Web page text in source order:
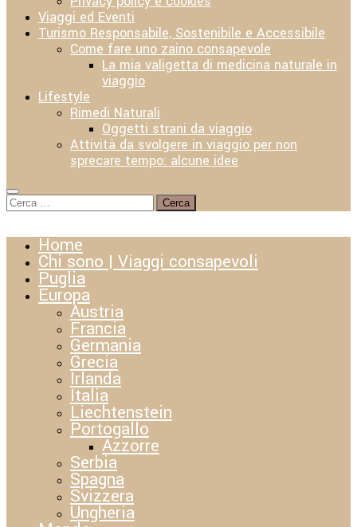
Viaggi ed Eventi
Turismo Responsabile, Sostenibile e Accessibile
Come fare uno zaino consapevole
La mia valigetta di medicina naturale in
viaggio
Lifestyle
Rimedi Naturali
Oggetti strani da viaggio
Attività da svolgere in viaggio per non
sprecare tempo: alcune idee
Ricerca
per:
Home
Chi sono | Viaggi consapevoli
Puglia
Europa
Austria
Francia
Germania
Grecia
Irlanda
Italia
Liechtenstein
Portogallo
Azzorre
Serbia
Spagna
Svizzera
Ungheria